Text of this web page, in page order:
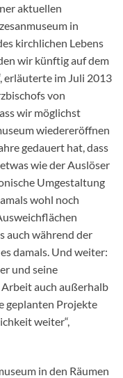
aktuellen
in
kirchlichen Lebens
wir künftig auf dem
erläuterte im Juli 2013
von
wir möglichst
wiedereröffnen
gedauert hat, dass
wie der Auslöser
Umgestaltung
wohl noch
auch während der
damals. Und weiter:
und seine
auch außerhalb
geplanten Projekte
weiter“,
in den Räumen